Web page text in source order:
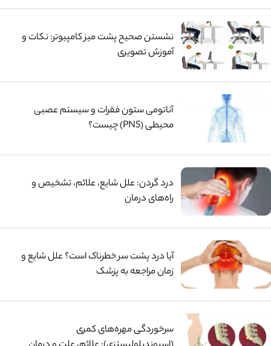
نشستن صحیح پشت میز کامپیوتر: نکات و
آموزش تصویری
آناتومی ستون فقرات و سیستم عصبی
محیطی (PNS) چیست؟
درد گردن: علل شایع، علائم، تشخیص و
راه‌های درمان
آیا درد پشت سر خطرناک است؟ علل شایع و
زمان مراجعه به پزشک
سرخوردگی مهره‌های کمری